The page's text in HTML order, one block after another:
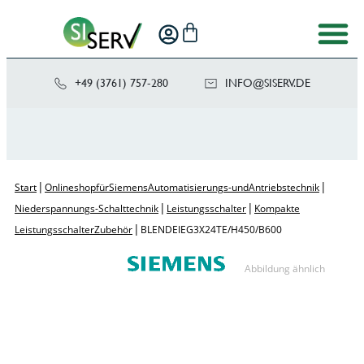
+49 (3761) 757-280 ED.VRE
SIS@OF
NI
Start | Onlineshop für Siemens Automatisierungs- und Antriebstechnik |
Niederspannungs-Schalttechnik | Leistungsschalter | Kompakte
Leistungsschalter Zubehör | BLENDE IEG 3 X 24TE/ H450/ B600
Abbildung ähnlich